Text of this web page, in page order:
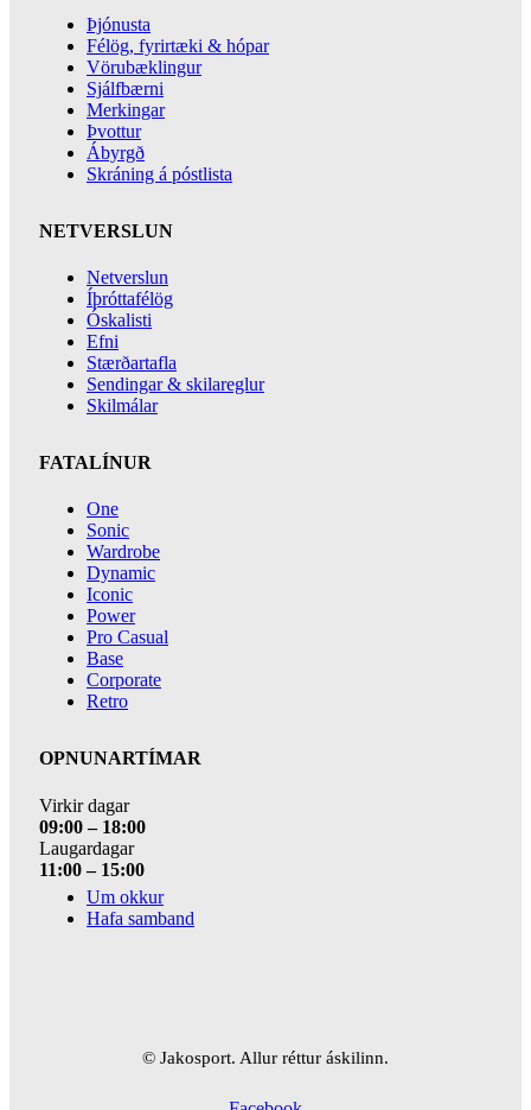
Þjónusta
Félög, fyrirtæki & hópar
Vörubæklingur
Sjálfbærni
Merkingar
Þvottur
Ábyrgð
Skráning á póstlista
NETVERSLUN
Netverslun
Íþróttafélög
Óskalisti
Efni
Stærðartafla
Sendingar & skilareglur
Skilmálar
FATALÍNUR
One
Sonic
Wardrobe
Dynamic
Iconic
Power
Pro Casual
Base
Corporate
Retro
OPNUNARTÍMAR
Virkir dagar
09:00 – 18:00
Laugardagar
11:00 – 15:00
Um okkur
Hafa samband
© Jakosport. Allur réttur áskilinn.